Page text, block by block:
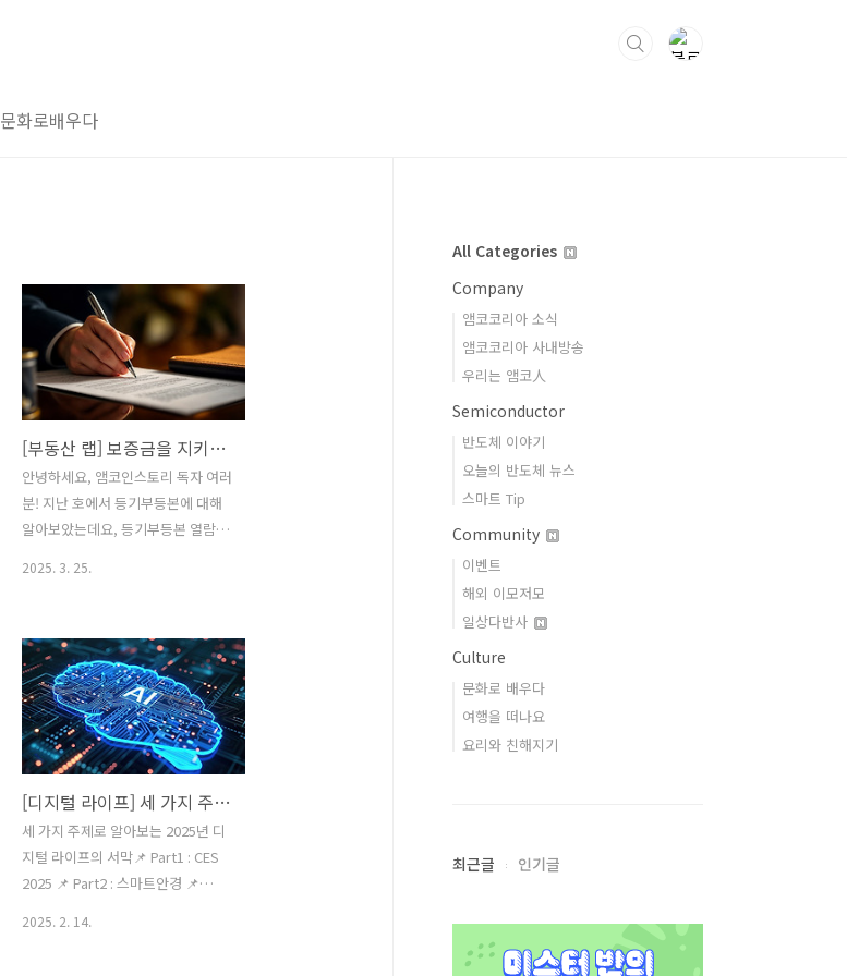
문화로배우다
[부동산 랩] 보증금을 지키기 위한 대항력과 우선변제권 안내서
안녕하세요, 앰코인스토리 독자 여러
분! 지난 호에서 등기부등본에 대해
알아보았는데요, 등기부등본 열람하
이 권리를 어떻게 확보하고 어떻게
유지할 수 있는지에 대해 알아보려
합니다.주택임대차보호법에 따라 대
한민국에서 임대차 계약(전세나 월
세) 시 계약을 체결할 때, 임차인은 보
증금을 보호받을 수 있는 권리를 가
지며 이를 확보해야 합니다. 이를 위
해 중요한 법적 개념이 ‘대항력’과
‘우선 변제권’입니다. 표현이 어렵지
요? 법률 용어라 다소 딱딱하게만 느
껴질텐데요, 이 두 가지 권리를 올바
르게 이해하고 적절한 절차를 따르면
2025. 3. 25.
[디지털 라이프] 세 가지 주제로 알아보는 2025년 디지털 라이프의 서막
세 가지 주제로 알아보는 2025년 디
지털 라이프의 서막📌 Part1 : CES
2025 📌 Part2 : 스마트안경 📌
2025. 2. 14.
All Categories
Company
앰코코리아 소식
앰코코리아 사내방송
우리는 앰코人
Semiconductor
반도체 이야기
오늘의 반도체 뉴스
스마트 Tip
Community
이벤트
해외 이모저모
일상다반사
Culture
문화로 배우다
여행을 떠나요
요리와 친해지기
최근글 인기글